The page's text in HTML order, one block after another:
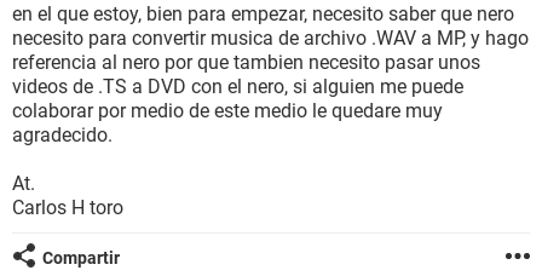
en el que estoy, bien para empezar, necesito saber que nero
necesito para convertir musica de archivo .WAV a MP, y hago
referencia al nero por que tambien necesito pasar unos
videos de .TS a DVD con el nero, si alguien me puede
colaborar por medio de este medio le quedare muy
agradecido.
At.
Carlos H toro
Compartir